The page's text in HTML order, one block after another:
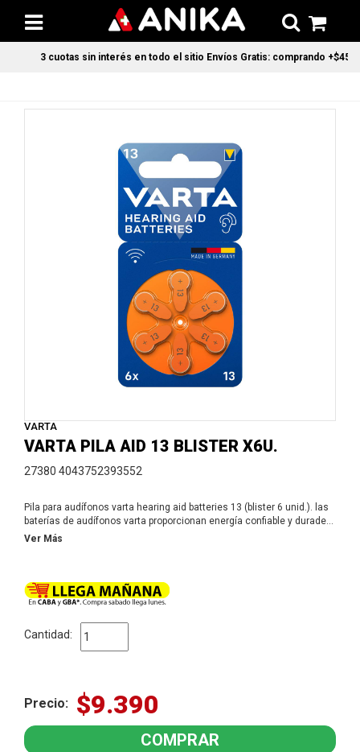
3 cuotas sin interés en todo el sitio Envíos Gratis: comprando
VARTA
VARTA PILA AID 13 BLISTER X6U.
27380 4043752393552
Pila para audífonos varta hearing aid batteries 13 (blister 6 unid.). las
baterías de audífonos varta proporcionan energía confiable y duradera
con la más alta calidad y un rendimiento superior para que los
Ver Más
Cantidad:
Precio: $9.390